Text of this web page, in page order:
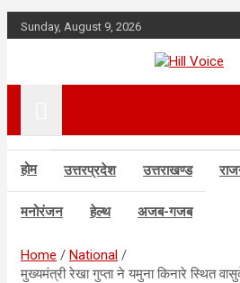
Skip
to
Sunday, August 9, 2026
Hill
होम उत्तरप्रदेश उत्तराखण्ड
मनोरंजन हेल्थ अजब-गजब
Home
National
मुख्यमंत्री रेखा गुप्ता ने यमुना किनारे स्थित